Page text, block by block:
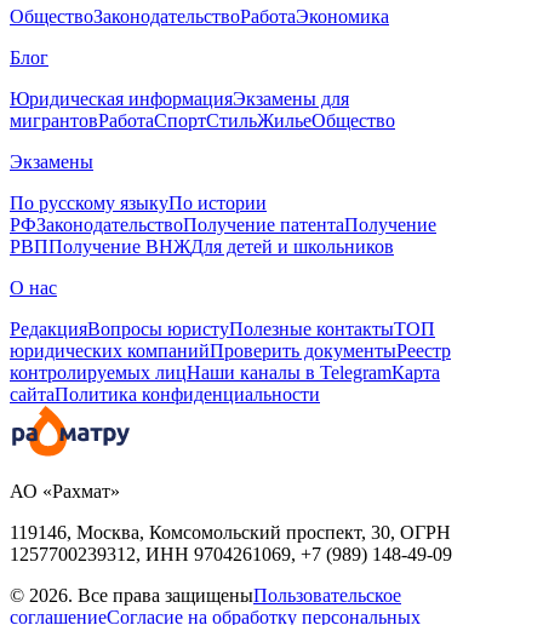
ОбществоЗаконодательствоРаботаЭкономика
Блог
Юридическая информацияЭкзамены для
мигрантовРаботаСпортСтильЖильеОбщество
Экзамены
По русскому языкуПо истории
РФЗаконодательствоПолучение патентаПолучение
РВППолучение ВНЖДля детей и школьников
О нас
РедакцияВопросы юристуПолезные контактыТОП
юридических компанийПроверить документыРеестр
контролируемых лицНаши каналы в TelegramКарта
сайтаПолитика конфиденциальности
АО «Рахмат»
119146, Москва, Комсомольский проспект, 30, ОГРН
1257700239312, ИНН 9704261069, +7 (989) 148-49-09
© 2026. Все права защищеныПользовательское
соглашениеСогласие на обработку персональных